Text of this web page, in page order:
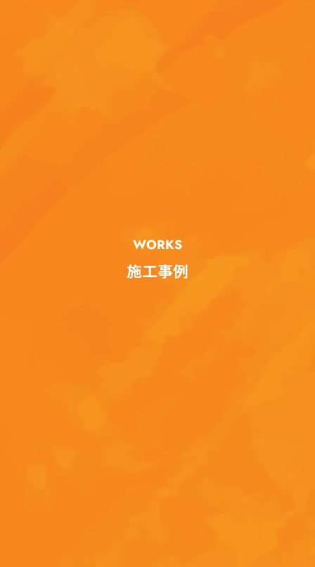
WORKS
施工事例